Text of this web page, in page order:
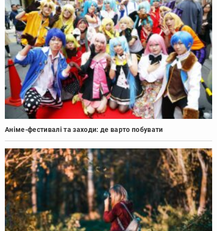
Аніме-фестивалі та заходи: де варто побувати